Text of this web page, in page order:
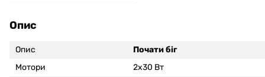
Опис
Опис
Почати біг
Мотори
2x30 Вт